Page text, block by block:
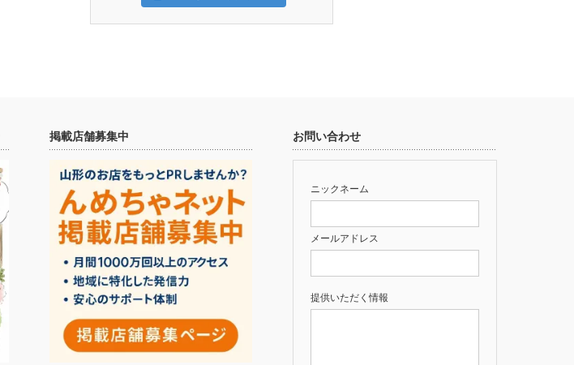
掲載店舗募集中 お問い合わせ
ニックネーム
メールアドレス
提供いただく情報